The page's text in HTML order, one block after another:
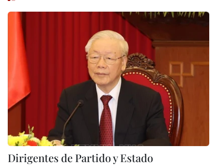
Dirigentes de Partido y Estado